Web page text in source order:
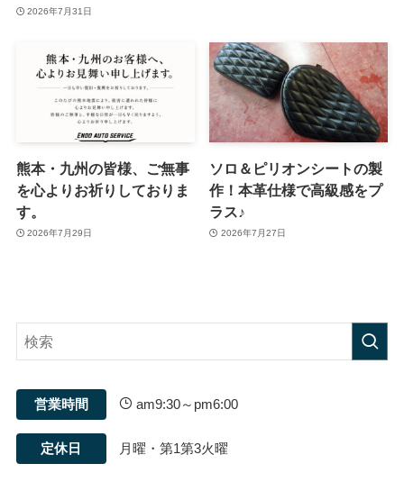
2026年7月31日
熊本・九州の皆様、ご無事
を心よりお祈りしておりま
す。
2026年7月29日
ソロ＆ピリオンシートの製
作！本革仕様で高級感をプ
ラス♪
2026年7月27日
営業時間 am9:30～pm6:00
定休日 月曜・第1第3火曜